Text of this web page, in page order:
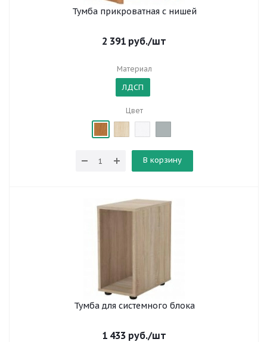
Тумба прикроватная с нишей
2 391 руб./шт
Материал
ЛДСП
Цвет
В корзину
Тумба для системного блока
1 433 руб./шт